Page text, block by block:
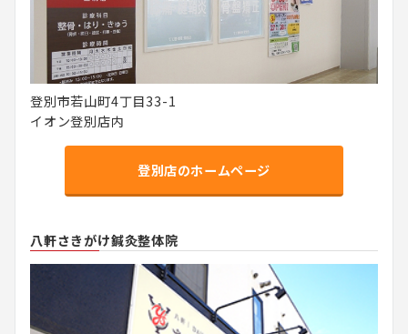
登別市若山町4丁目33-1
イオン登別店内
登別店のホームページ
八軒さきがけ鍼灸整体院